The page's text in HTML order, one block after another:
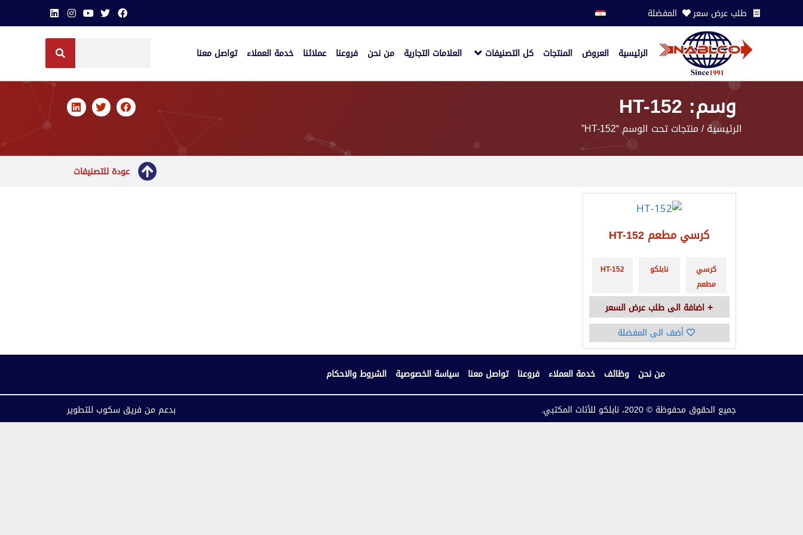
طلب عرض سعر المفضلة
الرئيسية العروض المنتجات كل التصنيفات العلامات التجارية من نحن فروعنا عملائنا خدمة العملاء تواصل معنا
وسم: HT-152
الرئيسية/ منتجات تحت الوسم “HT-152”
عودة للتصنيفات
كرسي مطعم HT-152
كرسي
مطعم
نابلكو HT-152
اضافة الى طلب عرض السعر
أضف الى المفضلة
من نحن وظائف خدمة العملاء فروعنا تواصل معنا سياسة الخصوصية الشروط والاحكام
جميع الحقوق محفوظة © 2020، نابلكو للأثاث المكتبي. بدعم من فريق سكوب للتطوير